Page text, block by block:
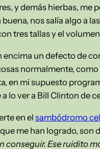
y demás hierbas, me
buena, nos salía algo a
tres tallas y el
encima un defecto de
normalmente,
en mi supuesto
lo ver a Bill Clinton de
en el sambódromo
me han logrado, son
conseguir. Ese ruidito